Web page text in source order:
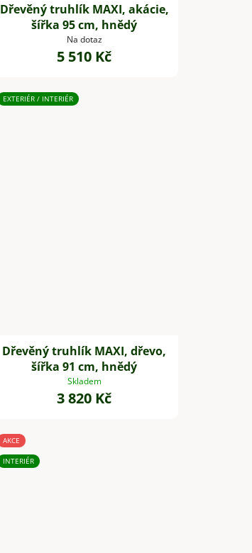
Dřevěný truhlík MAXI, akácie,
šířka 95 cm, hnědý
Na dotaz
5 510 Kč
EXTERIÉR / INTERIÉR
Dřevěný truhlík MAXI, dřevo,
šířka 91 cm, hnědý
Skladem
3 820 Kč
AKCE
INTERIÉR